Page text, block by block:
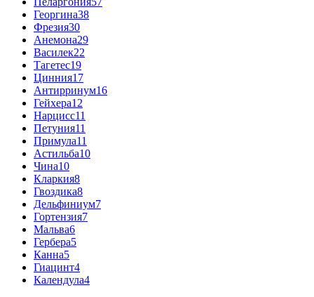
Георгина38
Фрезия30
Анемона29
Василек22
Тагетес19
Цинния17
Антирринум16
Гейхера12
Нарцисс11
Петуния11
Примула11
Астильба10
Чина10
Кларкия8
Гвоздика8
Дельфиниум7
Гортензия7
Мальва6
Гербера5
Канна5
Гиацинт4
Календула4